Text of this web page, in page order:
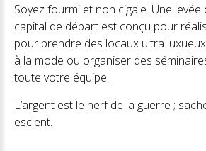
Soyez fourmi et non cigale. Une
capital de départ est conçu pour
pour prendre des locaux ultra
à la mode ou organiser des
toute votre équipe.
L’argent est le nerf de la guerre ;
escient.